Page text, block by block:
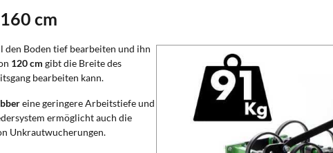
cm
den Boden tief bearbeiten und ihn
120 cm gibt die Breite des
bearbeiten kann.
eine geringere Arbeitstiefe und
ermöglicht auch die
Unkrautwucherungen.